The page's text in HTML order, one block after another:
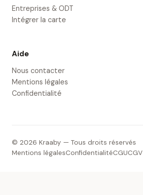
Entreprises & ODT
Intégrer la carte
Aide
Nous contacter
Mentions légales
Confidentialité
© 2026 Kraaby — Tous droits réservés
Mentions légalesConfidentialitéCGUCGV